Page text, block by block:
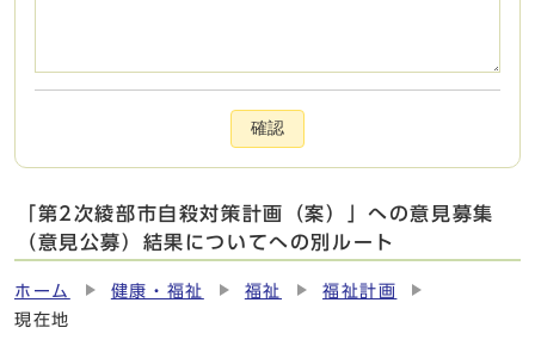
確認
「第2次綾部市自殺対策計画（案）」への意見募集
（意見公募）結果についてへの別ルート
ホーム 健康・福祉 福祉
福祉計画
現在地